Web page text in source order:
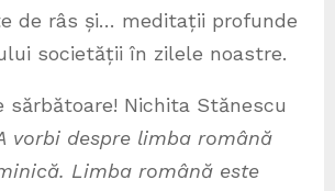
de râs și… meditații profunde
societății în zilele noastre.
sărbătoare! Nichita Stănescu
vorbi despre limba română
Limba română este